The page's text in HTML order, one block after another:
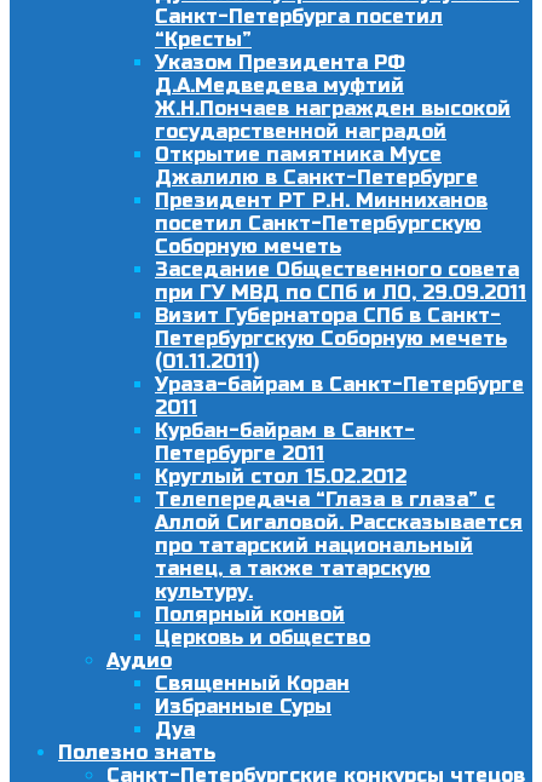
Санкт-Петербурга посетил
“Кресты”
Указом Президента РФ
Д.А.Медведева муфтий
Ж.Н.Пончаев награжден высокой
государственной наградой
Открытие памятника Мусе
Джалилю в Санкт-Петербурге
Президент РТ Р.Н. Минниханов
посетил Санкт-Петербургскую
Соборную мечеть
Заседание Общественного совета
при ГУ МВД по СПб и ЛО, 29.09.2011
Визит Губернатора СПб в Санкт-
Петербургскую Соборную мечеть
(01.11.2011)
Ураза-байрам в Санкт-Петербурге
2011
Курбан-байрам в Санкт-
Петербурге 2011
Круглый стол 15.02.2012
Телепередача “Глаза в глаза” с
Аллой Сигаловой. Рассказывается
про татарский национальный
танец, а также татарскую
культуру.
Полярный конвой
Церковь и общество
Аудио
Священный Коран
Избранные Суры
Дуа
Полезно знать
Санкт-Петербургские конкурсы чтецов